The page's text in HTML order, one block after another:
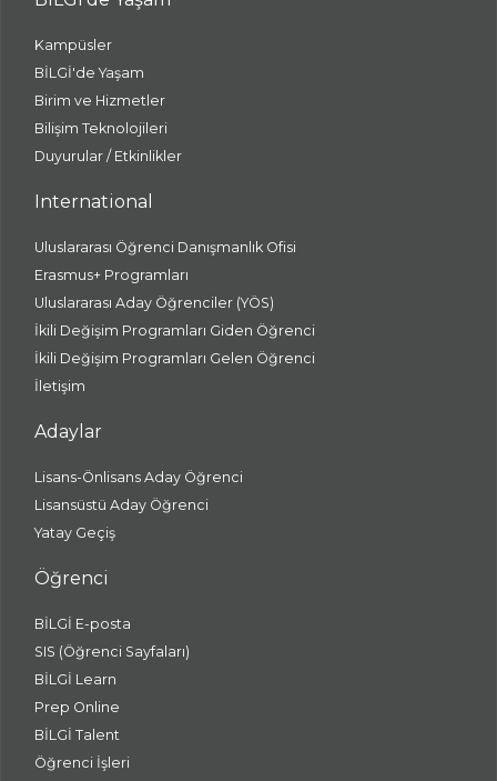
Kampüsler
BİLGİ'de Yaşam
Birim ve Hizmetler
Bilişim Teknolojileri
Duyurular / Etkinlikler
International
Uluslararası Öğrenci Danışmanlık Ofisi
Erasmus+ Programları
Uluslararası Aday Öğrenciler (YÖS)
İkili Değişim Programları Giden Öğrenci
İkili Değişim Programları Gelen Öğrenci
İletişim
Adaylar
Lisans-Önlisans Aday Öğrenci
Lisansüstü Aday Öğrenci
Yatay Geçiş
Öğrenci
BİLGİ E-posta
SIS (Öğrenci Sayfaları)
BİLGİ Learn
Prep Online
BİLGİ Talent
Öğrenci İşleri